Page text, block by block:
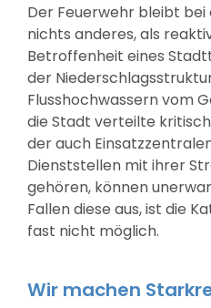
Der Feuerwehr bleibt
nichts anderes, als
Betroffenheit eines
der
Flusshochwassern vom
die Stadt verteilte
der auch
Dienststellen mit ihrer
gehören, können
Fallen diese aus, ist die
fast nicht möglich.
Wir machen